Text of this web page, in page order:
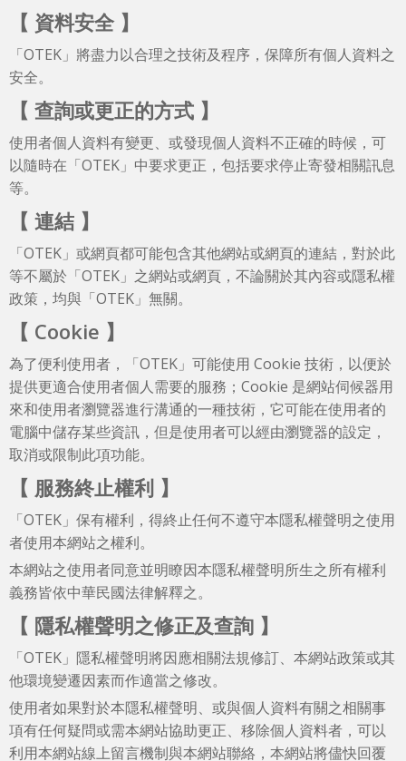
【 資料安全 】
「OTEK」將盡力以合理之技術及程序，保障所有個人資料之
安全。
【 查詢或更正的方式 】
使用者個人資料有變更、或發現個人資料不正確的時候，可
以隨時在「OTEK」中要求更正，包括要求停止寄發相關訊息
等。
【 連結 】
「OTEK」或網頁都可能包含其他網站或網頁的連結，對於此
等不屬於「OTEK」之網站或網頁，不論關於其內容或隱私權
政策，均與「OTEK」無關。
【 Cookie 】
為了便利使用者，「OTEK」可能使用 Cookie 技術，以便於
提供更適合使用者個人需要的服務；Cookie 是網站伺候器用
來和使用者瀏覽器進行溝通的一種技術，它可能在使用者的
電腦中儲存某些資訊，但是使用者可以經由瀏覽器的設定，
取消或限制此項功能。
【 服務終止權利 】
「OTEK」保有權利，得終止任何不遵守本隱私權聲明之使用
者使用本網站之權利。
本網站之使用者同意並明瞭因本隱私權聲明所生之所有權利
義務皆依中華民國法律解釋之。
【 隱私權聲明之修正及查詢 】
「OTEK」隱私權聲明將因應相關法規修訂、本網站政策或其
他環境變遷因素而作適當之修改。
使用者如果對於本隱私權聲明、或與個人資料有關之相關事
項有任何疑問或需本網站協助更正、移除個人資料者，可以
利用本網站線上留言機制與本網站聯絡，本網站將儘快回覆